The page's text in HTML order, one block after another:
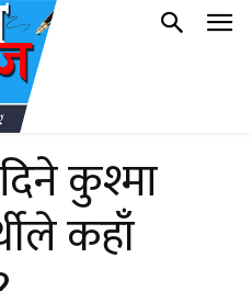
कुश्मा
कहाँ